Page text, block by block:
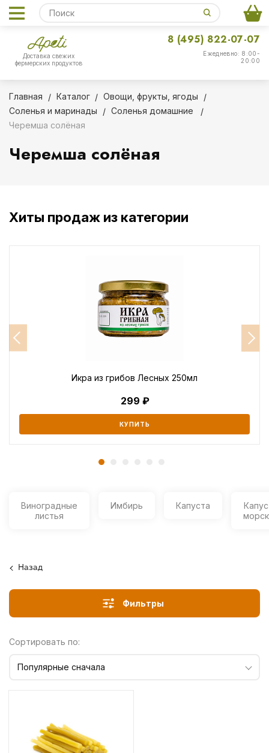
Доставка свежих
фермерских продуктов
Ежедневно: 8:00-
20:00
8 (495) 822-07-07
Главная Каталог
Овощи, фрукты, ягоды
Соленья и маринады
Соленья домашние
Черемша солёная
Черемша солёная
Хиты продаж из категории
Икра из грибов Лесных 250мл
299
КУПИТЬ
Виноградные
листья
Имбирь Капуста
Назад
Фильтры
Сортировать по:
Популярные сначала